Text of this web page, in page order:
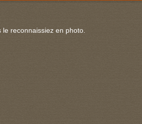
reconnaissiez en photo.